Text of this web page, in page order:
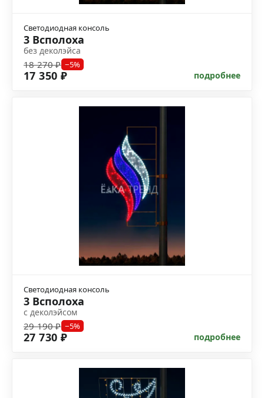
Светодиодная консоль
3 Всполоха
без деколэйса
18 270 ₽ −5%
17 350 ₽ подробнее
Светодиодная консоль
3 Всполоха
с деколэйсом
29 190 ₽ −5%
27 730 ₽ подробнее